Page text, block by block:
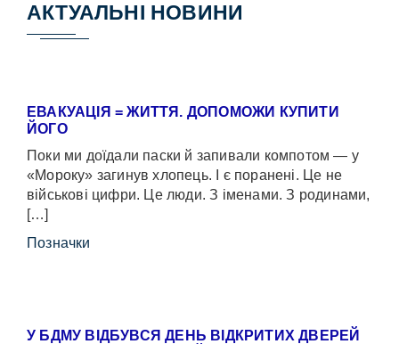
АКТУАЛЬНІ НОВИНИ
ЕВАКУАЦІЯ = ЖИТТЯ. ДОПОМОЖИ КУПИТИ
ЙОГО
Поки ми доїдали паски й запивали компотом — у
«Мороку» загинув хлопець. І є поранені. Це не
військові цифри. Це люди. З іменами. З родинами,
[…]
Позначки
У БДМУ ВІДБУВСЯ ДЕНЬ ВІДКРИТИХ ДВЕРЕЙ